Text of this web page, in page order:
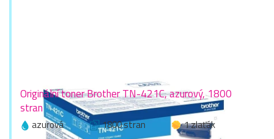
Originální toner Brother TN-421C, azurový, 1800
stran
azurová 1800 stran
1 zlaťák